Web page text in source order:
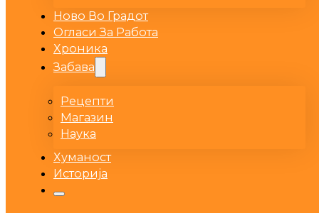
Ново Во Градот
Огласи За Работа
Хроника
Забава
Рецепти
Магазин
Наука
Хуманост
Историја